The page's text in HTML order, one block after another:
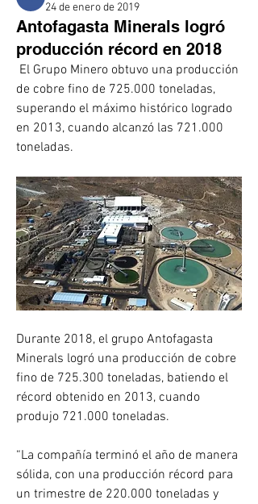
24 de enero de 2019
Antofagasta Minerals logró
producción récord en 2018
de cobre fino de 725.000 toneladas,
superando el máximo histórico logrado
en 2013, cuando alcanzó las 721.000
toneladas.
Durante 2018, el grupo Antofagasta
Minerals logró una producción de cobre
fino de 725.300 toneladas, batiendo el
récord obtenido en 2013, cuando
produjo 721.000 toneladas.
“La compañía terminó el año de manera
sólida, con una producción récord para
un trimestre de 220.000 toneladas y